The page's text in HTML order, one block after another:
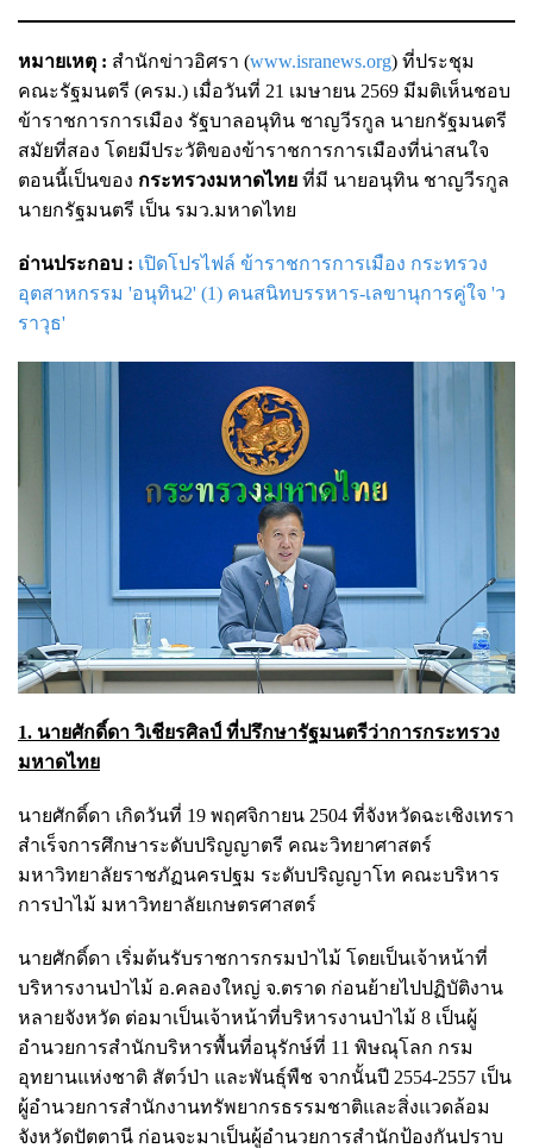
หมายเหตุ : สำนักข่าวอิศรา (www.isranews.org) ที่ประชุม
คณะรัฐมนตรี (ครม.) เมื่อวันที่ 21 เมษายน 2569 มีมติเห็นชอบ
ข้าราชการการเมือง รัฐบาลอนุทิน ชาญวีรกูล นายกรัฐมนตรี
สมัยที่สอง โดยมีประวัติของข้าราชการการเมืองที่น่าสนใจ
ตอนนี้เป็นของ กระทรวงมหาดไทย ที่มี นายอนุทิน ชาญวีรกูล
นายกรัฐมนตรี เป็น รมว.มหาดไทย
อ่านประกอบ : เปิดโปรไฟล์ ข้าราชการการเมือง กระทรวง
อุตสาหกรรม 'อนุทิน2' (1) คนสนิทบรรหาร-เลขานุการคู่ใจ 'ว
ราวุธ'
1. นายศักดิ์ดา วิเชียรศิลป์ ที่ปรึกษารัฐมนตรีว่าการกระทรวง
มหาดไทย
นายศักดิ์ดา เกิดวันที่ 19 พฤศจิกายน 2504 ที่จังหวัดฉะเชิงเทรา
สำเร็จการศึกษาระดับปริญญาตรี คณะวิทยาศาสตร์
มหาวิทยาลัยราชภัฏนครปฐม ระดับปริญญาโท คณะบริหาร
การป่าไม้ มหาวิทยาลัยเกษตรศาสตร์
นายศักดิ์ดา เริ่มต้นรับราชการกรมป่าไม้ โดยเป็นเจ้าหน้าที่
บริหารงานป่าไม้ อ.คลองใหญ่ จ.ตราด ก่อนย้ายไปปฏิบัติงาน
หลายจังหวัด ต่อมาเป็นเจ้าหน้าที่บริหารงานป่าไม้ 8 เป็นผู้
อำนวยการสำนักบริหารพื้นที่อนุรักษ์ที่ 11 พิษณุโลก กรม
อุทยานแห่งชาติ สัตว์ป่า และพันธุ์พืช จากนั้นปี 2554-2557 เป็น
ผู้อำนวยการสำนักงานทรัพยากรธรรมชาติและสิ่งแวดล้อม
จังหวัดปัตตานี ก่อนจะมาเป็นผู้อำนวยการสำนักป้องกันปราบ